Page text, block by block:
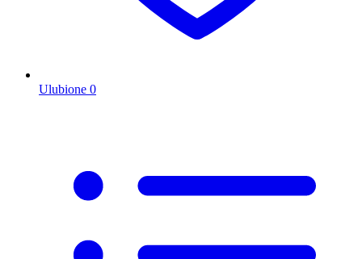
Ulubione 0